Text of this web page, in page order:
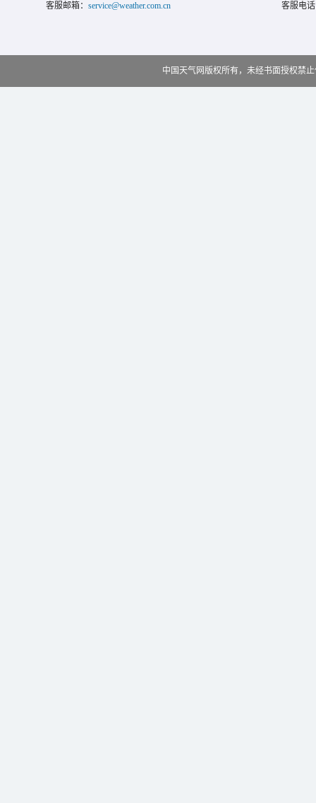
客服邮箱： service@weather.com.cn 客服电
中国天气网版权所有，未经书面授权